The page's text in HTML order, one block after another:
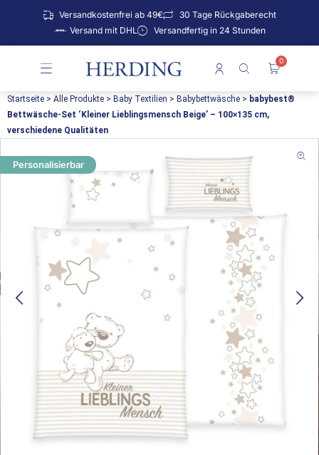
Versandkostenfrei ab 49€
30 Tage Rückgaberecht
Versand mit DHL
Versandfertig in 24 Stunden
0
Startseite > Alle Produkte > Baby Textilien > Babybettwäsche > babybest®
Bettwäsche-Set ‘Kleiner Lieblingsmensch Beige’ – 100×135 cm,
verschiedene Qualitäten
Personalisierbar